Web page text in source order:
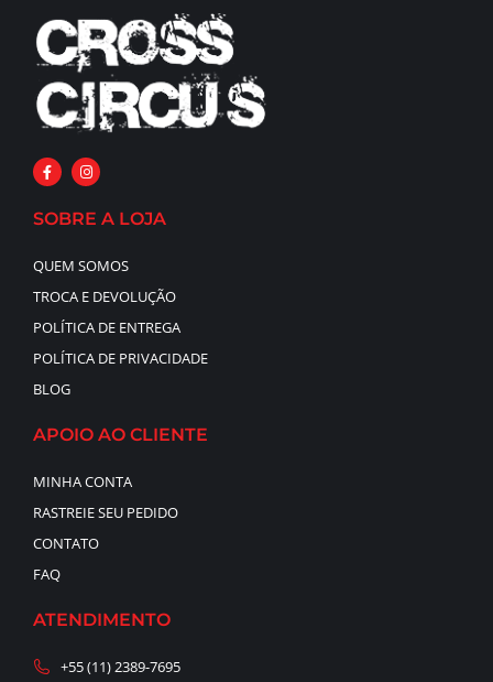
SOBRE A LOJA
QUEM SOMOS
TROCA E DEVOLUÇÃO
POLÍTICA DE ENTREGA
POLÍTICA DE PRIVACIDADE
BLOG
APOIO AO CLIENTE
MINHA CONTA
RASTREIE SEU PEDIDO
CONTATO
FAQ
ATENDIMENTO
+55 (11) 2389-7695